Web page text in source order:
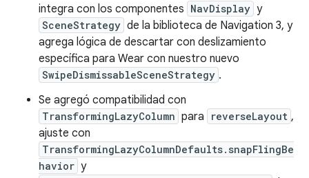
integra con los componentes NavDisplay y
SceneStrategy de la biblioteca de Navigation 3, y
agrega lógica de descartar con deslizamiento
específica para Wear con nuestro nuevo
SwipeDismissableSceneStrategy .
Se agregó compatibilidad con
TransformingLazyColumn para reverseLayout ,
ajuste con
TransformingLazyColumnDefaults.snapFlingBe
havior y